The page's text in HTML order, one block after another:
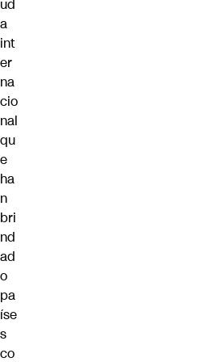
ud
a
int
er
na
cio
nal
qu
e
ha
n
bri
nd
ad
o
pa
íse
s
co